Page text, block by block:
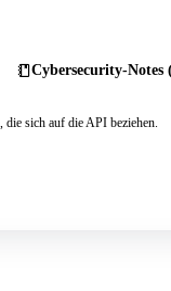
Cybersecurity-Notes
sich auf die API beziehen.